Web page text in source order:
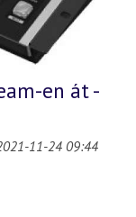
en át -
11-24 09:44